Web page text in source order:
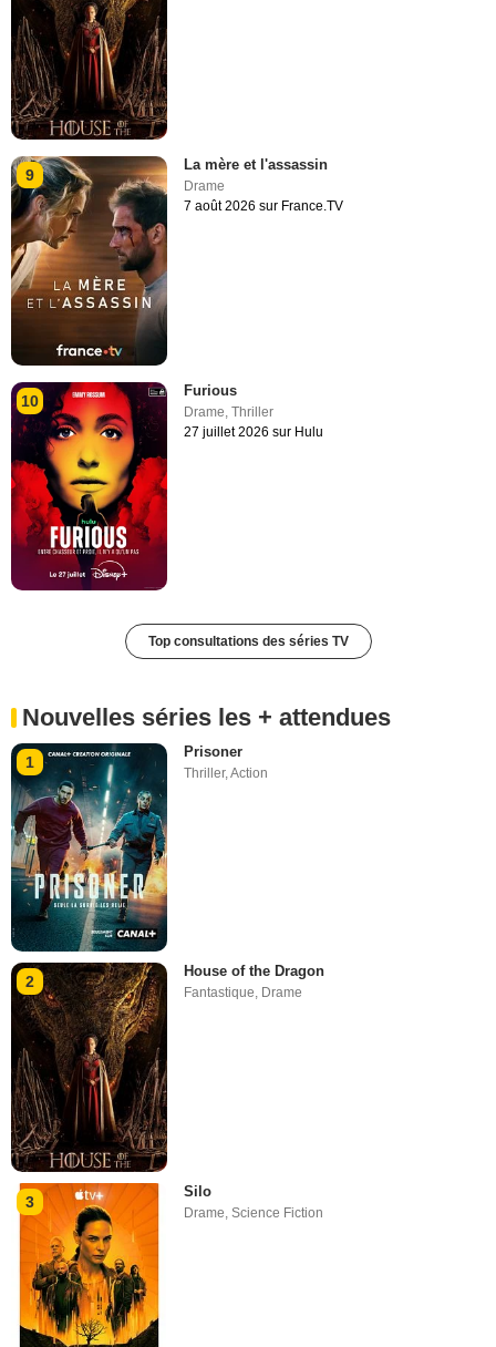
9
La mère et l'assassin
Drame
7 août 2026 sur France.TV
10
Furious
Drame ,Thriller
27 juillet 2026 sur Hulu
Top consultations des séries TV
Nouvelles séries les + attendues
1
Prisoner
Thriller,Action
2
House of the Dragon
Fantastique, Drame
3
Silo
Drame ,Science Fiction